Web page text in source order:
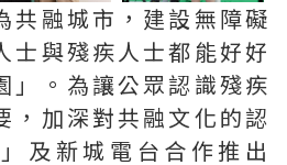
共融城市，建設無障礙
士與殘疾人士都能好好
」。為讓公眾認識殘疾
，加深對共融文化的認
及新城電台合作推出